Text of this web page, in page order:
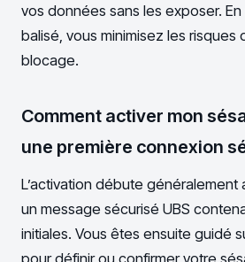
vos données sans les exposer.
balisé, vous minimisez les risques
blocage.
Comment activer mon
une première connexion
L’activation débute généralement
un message sécurisé UBS
initiales. Vous êtes ensuite guidé
pour définir ou confirmer votre